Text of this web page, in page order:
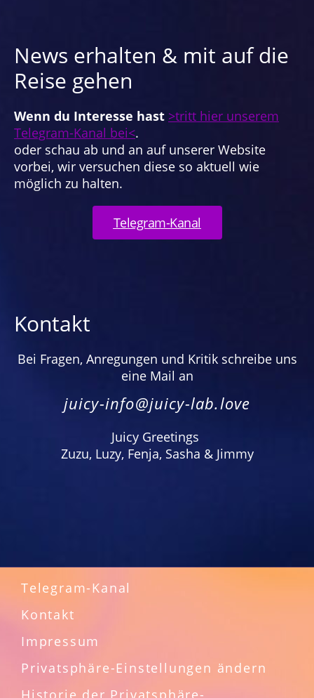
News erhalten & mit auf die
Reise gehen
Wenn du Interesse hast >tritt hier unserem
Telegram-Kanal bei<.
oder schau ab und an auf unserer Website
vorbei, wir versuchen diese so aktuell wie
möglich zu halten.
Telegram-Kanal
Kontakt
Bei Fragen, Anregungen und Kritik schreibe uns
eine Mail an
juicy-info@juicy-lab.love
Juicy Greetings
Zuzu, Luzy, Fenja, Sasha & Jimmy
Telegram-Kanal
Kontakt
Impressum
Privatsphäre-Einstellungen ändern
Historie der Privatsphäre-